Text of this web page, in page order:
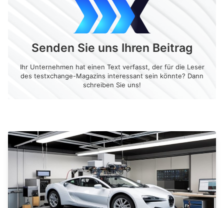
Senden Sie uns Ihren Beitrag
Ihr Unternehmen hat einen Text verfasst, der für die Leser
des testxchange-Magazins interessant sein könnte? Dann
schreiben Sie uns!